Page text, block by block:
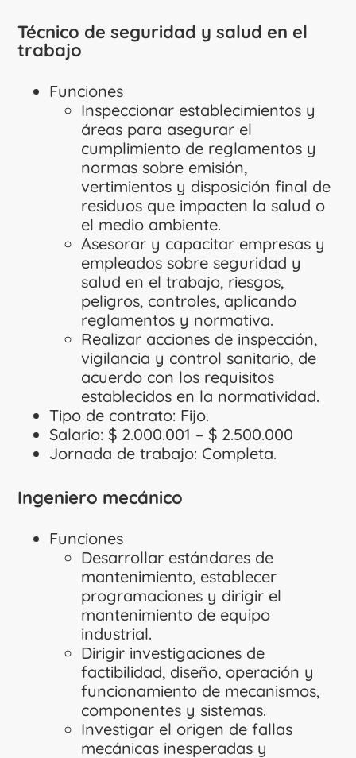
Técnico de seguridad y salud en el
trabajo
Funciones
Inspeccionar establecimientos y
áreas para asegurar el
cumplimiento de reglamentos y
normas sobre emisión,
vertimientos y disposición final de
residuos que impacten la salud o
el medio ambiente.
Asesorar y capacitar empresas y
empleados sobre seguridad y
salud en el trabajo, riesgos,
peligros, controles, aplicando
reglamentos y normativa.
Realizar acciones de inspección,
vigilancia y control sanitario, de
acuerdo con los requisitos
establecidos en la normatividad.
Tipo de contrato: Fijo.
Salario: $ 2.000.001 – $ 2.500.000
Jornada de trabajo: Completa.
Ingeniero mecánico
Funciones
Desarrollar estándares de
mantenimiento, establecer
programaciones y dirigir el
mantenimiento de equipo
industrial.
Dirigir investigaciones de
factibilidad, diseño, operación y
funcionamiento de mecanismos,
componentes y sistemas.
Investigar el origen de fallas
mecánicas inesperadas y